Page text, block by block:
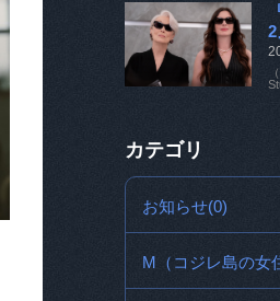
2
カテゴリ
お知らせ(0)
M（コジレ島の女